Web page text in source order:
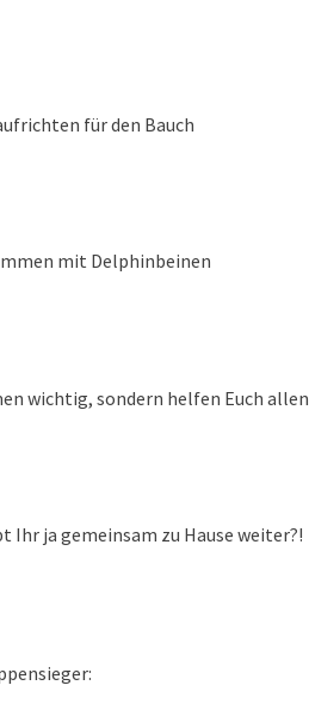
für den Bauch
Delphinbeinen
wichtig, sondern helfen Euch allen
Ihr ja gemeinsam zu Hause weiter?!